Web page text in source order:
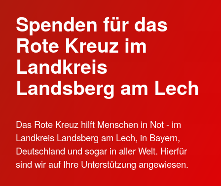
Spenden für das
Rote Kreuz im
Landkreis
Landsberg am Lech
Das Rote Kreuz hilft Menschen in Not - im
Landkreis Landsberg am Lech, in Bayern,
Deutschland und sogar in aller Welt. Hierfür
sind wir auf Ihre Unterstützung angewiesen.